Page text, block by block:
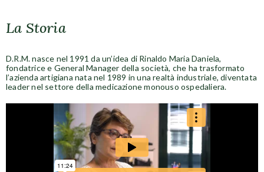
La Storia
D.R.M. nasce nel 1991 da un’idea di Rinaldo Maria Daniela,
fondatrice e General Manager della società, che ha trasformato
l’azienda artigiana nata nel 1989 in una realtà industriale, diventata
leader nel settore della medicazione monouso ospedaliera.